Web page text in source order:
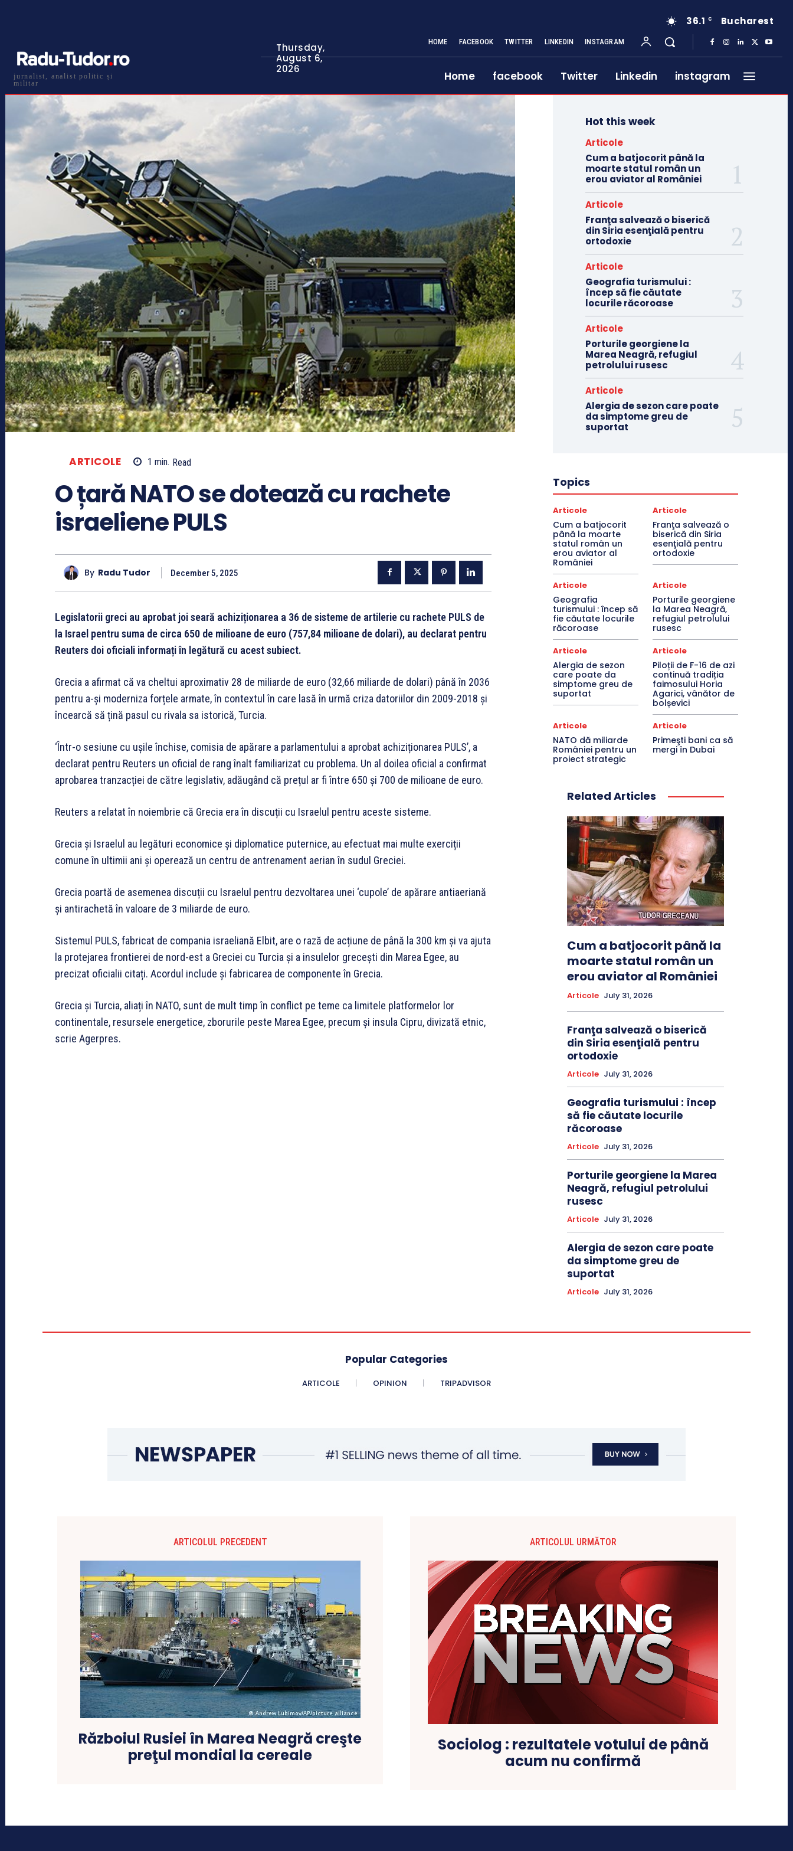
jurnalist, analist politic și
militar
Thursday,
August 6,
2026
36.1 C Bucharest
HOME FACEBOOK TWITTER LINKEDIN INSTAGRAM
Home facebook Twitter Linkedin instagram
ARTICOLE 1 min. Read
O țară NATO se dotează cu rachete
israeliene PULS
By Radu Tudor December 5, 2025
Legislatorii greci au aprobat joi seară achiziționarea a 36 de sisteme de artilerie cu rachete PULS de
la Israel pentru suma de circa 650 de milioane de euro (757,84 milioane de dolari), au declarat pentru
Reuters doi oficiali informați în legătură cu acest subiect.
Grecia a afirmat că va cheltui aproximativ 28 de miliarde de euro (32,66 miliarde de dolari) până în 2036
pentru a-și moderniza forțele armate, în contextul în care lasă în urmă criza datoriilor din 2009-2018 și
încearcă să țină pasul cu rivala sa istorică, Turcia.
‘Într-o sesiune cu ușile închise, comisia de apărare a parlamentului a aprobat achiziționarea PULS’, a
declarat pentru Reuters un oficial de rang înalt familiarizat cu problema. Un al doilea oficial a confirmat
aprobarea tranzacției de către legislativ, adăugând că prețul ar fi între 650 și 700 de milioane de euro.
Reuters a relatat în noiembrie că Grecia era în discuții cu Israelul pentru aceste sisteme.
Grecia și Israelul au legături economice și diplomatice puternice, au efectuat mai multe exerciții
comune în ultimii ani și operează un centru de antrenament aerian în sudul Greciei.
Grecia poartă de asemenea discuții cu Israelul pentru dezvoltarea unei ‘cupole’ de apărare antiaeriană
și antirachetă în valoare de 3 miliarde de euro.
Sistemul PULS, fabricat de compania israeliană Elbit, are o rază de acțiune de până la 300 km și va ajuta
la protejarea frontierei de nord-est a Greciei cu Turcia și a insulelor grecești din Marea Egee, au
precizat oficialii citați. Acordul include și fabricarea de componente în Grecia.
Grecia și Turcia, aliați în NATO, sunt de mult timp în conflict pe teme ca limitele platformelor lor
continentale, resursele energetice, zborurile peste Marea Egee, precum și insula Cipru, divizată etnic,
scrie Agerpres.
Hot this week
Articole
Cum a batjocorit până la
moarte statul român un
erou aviator al României
Articole
Franţa salvează o biserică
din Siria esenţială pentru
ortodoxie
Articole
Geografia turismului :
încep să fie căutate
locurile răcoroase
Articole
Porturile georgiene la
Marea Neagră, refugiul
petrolului rusesc
Articole
Alergia de sezon care poate
da simptome greu de
suportat
Topics
Articole
Cum a batjocorit
până la moarte
statul român un
erou aviator al
României
Articole
Franţa salvează o
biserică din Siria
esenţială pentru
ortodoxie
Articole
Geografia
turismului : încep să
fie căutate locurile
răcoroase
Articole
Porturile georgiene
la Marea Neagră,
refugiul petrolului
rusesc
Articole
Alergia de sezon
care poate da
simptome greu de
suportat
Articole
Piloții de F-16 de azi
continuă tradiția
faimosului Horia
Agarici, vânător de
bolșevici
Articole
NATO dă miliarde
României pentru un
proiect strategic
Articole
Primeşti bani ca să
mergi în Dubai
Related Articles
Cum a batjocorit până la
moarte statul român un
erou aviator al României
Articole July 31, 2026
Franţa salvează o biserică
din Siria esenţială pentru
ortodoxie
Articole July 31, 2026
Geografia turismului : încep
să fie căutate locurile
răcoroase
Articole July 31, 2026
Porturile georgiene la Marea
Neagră, refugiul petrolului
rusesc
Articole July 31, 2026
Alergia de sezon care poate
da simptome greu de
suportat
Articole July 31, 2026
Popular Categories
ARTICOLE OPINION TRIPADVISOR
ARTICOLUL PRECEDENT
Războiul Rusiei în Marea Neagră creşte
preţul mondial la cereale
ARTICOLUL URMĂTOR
Sociolog : rezultatele votului de până
acum nu confirmă